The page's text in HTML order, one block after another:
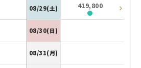
08/29(土) 419,800
08/30(日)
08/31(月)